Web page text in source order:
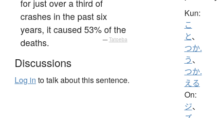
for just over a third of
crashes in the past six
years, it caused 53% of the
deaths.
— Tatoeba
Discussions
Log in to talk about this sentence.
Kun:
こ
と、
つか.
う、
つか.
える
On:
ジ、